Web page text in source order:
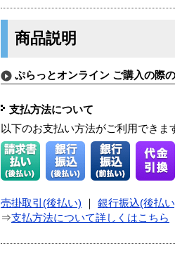
商品説明
ぷらっとオンライン ご購入の際
支払方法について
以下のお支払い方法がご利用できま
売掛取引(後払い) 銀行振込(後払
⇒支払方法について詳しくはこちら